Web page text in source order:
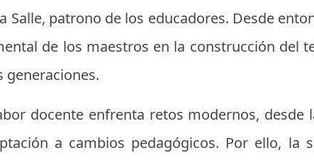
Salle, patrono de los educadores. Desde
de los maestros en la construcción del
generaciones.
docente enfrenta retos modernos,
a cambios pedagógicos. Por ello, la